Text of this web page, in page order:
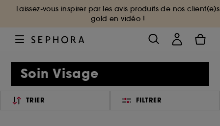
Laissez-vous inspirer par les avis produits de nos client(e)s
gold en vidéo !
Soin Visage
TRIER FILTRER